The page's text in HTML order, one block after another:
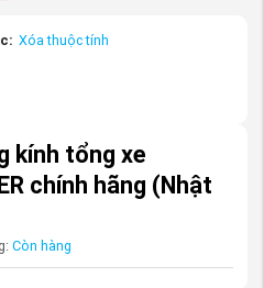
Xóa thuộc tính
kính tổng xe
chính hãng (Nhật
Còn hàng